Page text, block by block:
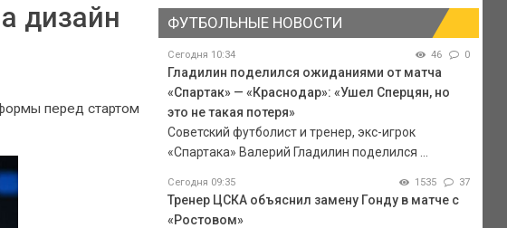
дизайн
перед стартом
ФУТБОЛЬНЫЕ НОВОСТИ
Сегодня 10:34 46 0
Гладилин поделился ожиданиями от матча
«Спартак» — «Краснодар»: «Ушел Сперцян, но
это не такая потеря»
Советский футболист и тренер, экс-игрок
«Спартака» Валерий Гладилин поделился ...
Сегодня 09:35 1535 37
Тренер ЦСКА объяснил замену Гонду в матче с
«Ростовом»